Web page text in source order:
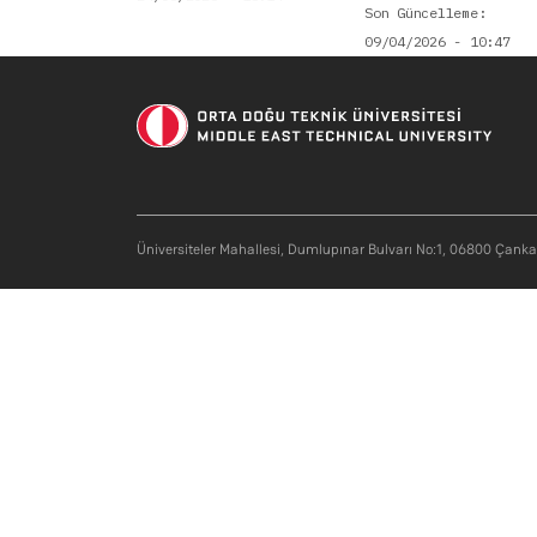
Son Güncelleme
09/04/2026 - 10:47
Üniversiteler Mahallesi, Dumlupınar Bulvarı No:1, 06800